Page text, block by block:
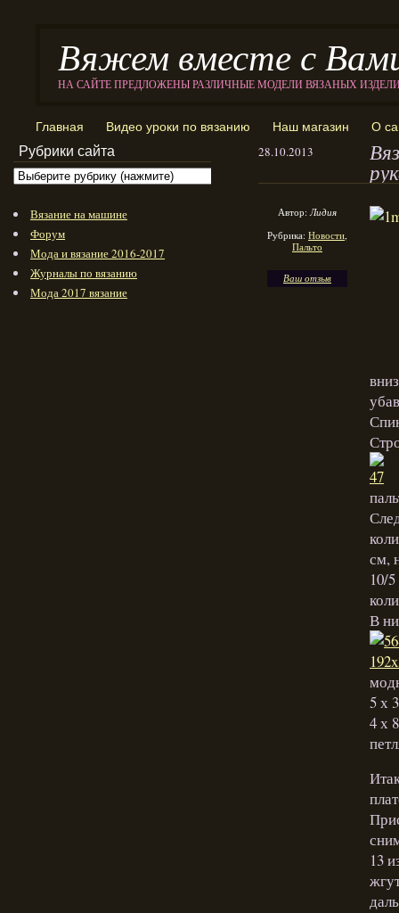
Вяжем вместе с
НА САЙТЕ ПРЕДЛОЖЕНЫ РАЗЛИЧНЫЕ МОДЕЛИ ВЯЗАНЫХ
Главная Видео уроки по вязанию Наш магазин О
28.10.2013
Автор:Лидия
Рубрика: Новости,
Пальто
Ваш отзыв
см,
10/
В
5 х
4 х
13
Рубрики сайта
Вязание на машине
Форум
Мода и вязание 2016-2017
Журналы по вязанию
Мода 2017 вязание